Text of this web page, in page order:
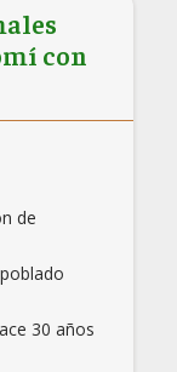
con
de
30 años